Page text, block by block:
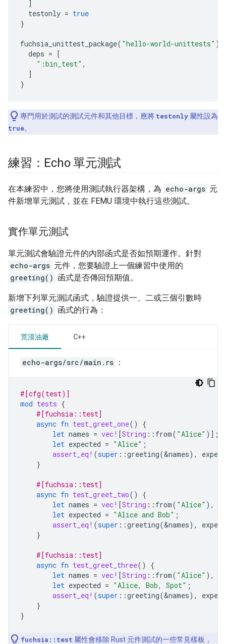
]
testonly = true
}
fuchsia_unittest_package( "hello-world-unittests" )
deps = [
":bin_test" ,
]
}
專門用於測試的測試元件和其他目標，應將 testonly 屬性設為
true。
練習：Echo 單元測試
在本練習中，您將使用測試執行器架構，為 echo-args 元
件新增單元測試，並在 FEMU 環境中執行這些測試。
實作單元測試
單元測試會驗證元件的內部函式是否如預期運作。針對
echo-args 元件，您要驗證上一個練習中使用的
greeting() 函式是否傳回預期值。
新增下列單元測試函式，驗證提供一、二或三個引數時
greeting() 函式的行為：
荒漠油廠 C++
echo-args/src/main.rs ：
#[cfg(test)]
mod tests {
#[fuchsia::test]
async fn test_greet_one()
{
let names = vec! [String :: from( "Alice" )];
let expected = "Alice" ;
assert_eq! (super ::greeting(&names),
}
#[fuchsia::test]
async fn test_greet_two()
{
let names = vec! [String :: from( "Alice" ),
let expected = "Alice and Bob" ;
assert_eq! (super ::greeting(&names),
}
#[fuchsia::test]
async fn test_greet_three()
{
let names = vec! [String :: from( "Alice" ),
let expected = "Alice, Bob, Spot" ;
assert_eq! (super ::greeting(&names),
}
}
fuchsia::test 屬性會移除 Rust 元件測試的一些常見樣板，